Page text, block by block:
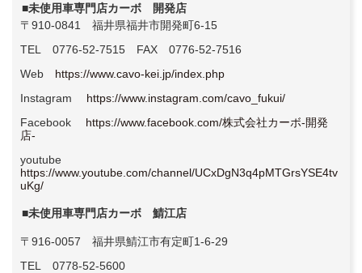
■未使用車専門店カーボ 開発店
〒910-0841 福井県福井市開発町6-15
TEL 0776-52-7515 FAX 0776-52-7516
Web https://www.cavo-kei.jp/index.php
Instagram https://www.instagram.com/cavo_fukui/
Facebook https://www.facebook.com/株式会社カーボ-開発
店-
youtube
https://www.youtube.com/channel/UCxDgN3q4pMTGrsYSE4tv
uKg/
■未使用車専門店カーボ 鯖江店
〒916-0057 福井県鯖江市有定町1-6-29
TEL 0778-52-5600